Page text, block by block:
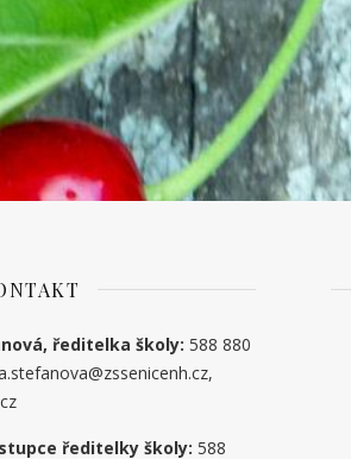
ředitelka školy: 588 880
ředitelky školy: 588